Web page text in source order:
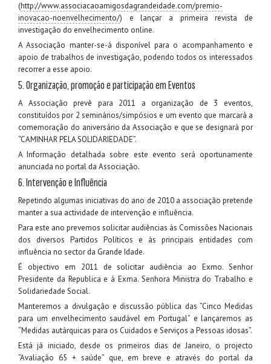
(http://www.associacaoamigosdagrandeidade.com/premio-
inovacao-noenvelhecimento/) e lançar a primeira revista de
investigação do envelhecimento online.
A Associação manter-se-á disponível para o acompanhamento e
apoio de trabalhos de investigação, podendo todos os interessados
recorrer a esse apoio.
5. Organização, promoção e participação em Eventos
A Associação prevê para 2011 a organização de 3 eventos,
constituídos por 2 seminários/simpósios e um evento que marcará a
comemoração do aniversário da Associação e que se designará por
“CAMINHAR PELA SOLIDARIEDADE”.
A Informação detalhada sobre este evento será oportunamente
anunciada no portal da Associação.
6. Intervenção e Influência
Repetindo algumas iniciativas do ano de 2010 a associação pretende
manter a sua actividade de intervenção e influência.
Para este ano prevemos solicitar audiências às Comissões Nacionais
dos diversos Partidos Políticos e às principais entidades com
influência no sector da Grande Idade.
É objectivo em 2011 de solicitar audiência ao Exmo. Senhor
Presidente da Republica e à Exma. Senhora Ministra do Trabalho e
Solidariedade Social.
Manteremos a divulgação e discussão pública das “Cinco Medidas
para um envelhecimento saudável em Portugal” e lançaremos as
“Medidas autárquicas para os Cuidados e Serviços a Pessoas idosas”.
Está já iniciado, desde os primeiros dias de Janeiro, o projecto
“Avaliação 65 + saúde” que, em breve e através do portal da